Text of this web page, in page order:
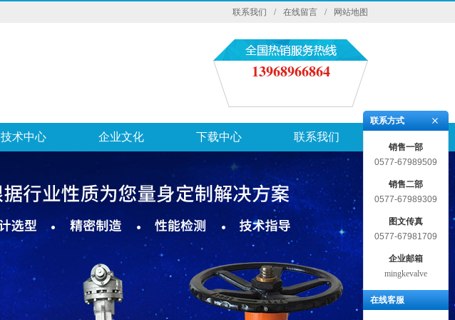
联系我们 / 在线留言 / 网站地图
13968966864
技术中心 企业文化 下载中心 联系我们
联系方式
销售一部
0577-67989509
销售二部
0577-67989309
图文传真
0577-67981709
企业邮箱
mingkevalve
在线客服